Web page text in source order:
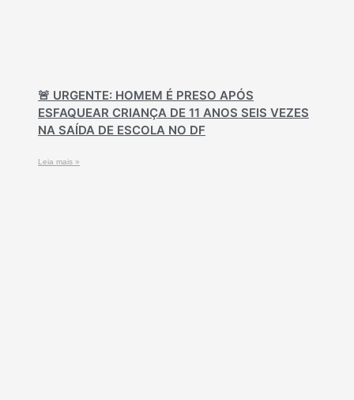
🚨 URGENTE: HOMEM É PRESO APÓS
ESFAQUEAR CRIANÇA DE 11 ANOS SEIS VEZES
NA SAÍDA DE ESCOLA NO DF
Leia mais »